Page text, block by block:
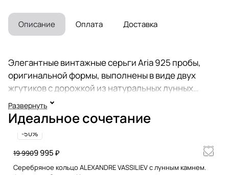
Описание Оплата Доставка
Элегантные винтажные серьги Aria 925 пробы,
оригинальной формы, выполнены в виде двух
жгутиков с дорожкой из натуральных лунных
камней (Шри-Ланка), лолитов и фианитов
Swarovski. Надежный замок Омега не позволяет
серьге заваливаться и прекрасно держит ее,
плотно прилегая к уху. Размер серьги - 1,6 на 0,8
см. Нежные серьги с камнями выгодно подчеркнут
вашу индивидуальность, могут быть вечерним
Развернуть
Идеальное сочетание
-50%
9 995 ₽
19 990
Серебряное кольцо ALEXANDRE VASSILIEV с лунным камнем.